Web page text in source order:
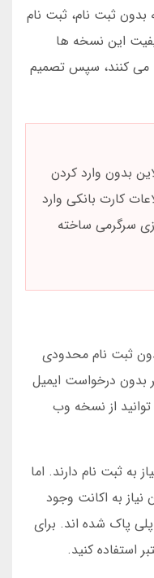
بدون ثبت نام، ثبت نام
این نسخه ها
می کنند، سپس تصمیم
بدون وارد کردن
کارت بانکی وارد
سرگرمی ساخته
ثبت نام محدودی
بدون درخواست ایمیل
از نسخه وب
به ثبت نام دارند. اما
به اکانت وجود
پاک شده اند. برای
استفاده کنید.